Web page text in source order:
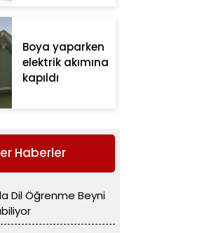
Boya yaparken
elektrik akımına
kapıldı
Haberler
Dil Öğrenme Beyni